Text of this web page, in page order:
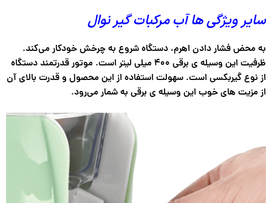
سایر ویژگی ها آب مرکبات گیر نوال
به محض فشار دادن اهرم، دستگاه شروع به چرخش خودکار می‌کند.
ظرفیت این وسیله ی برقی ۴۰۰ میلی لیتر است. موتور قدرتمند دستگاه
از نوع گیربکسی است. سهولت استفاده از این محصول و قدرت بالای آن
از مزیت های خوب این وسیله ی برقی به شمار می‌رود.